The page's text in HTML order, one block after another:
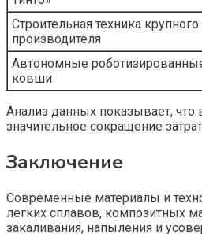
Строительная техника крупного
производителя
Автономные
ковши
Анализ данных показывает,
значительное сокращение
Заключение
Современные материалы и
легких сплавов, композитных
закаливания, напыления и